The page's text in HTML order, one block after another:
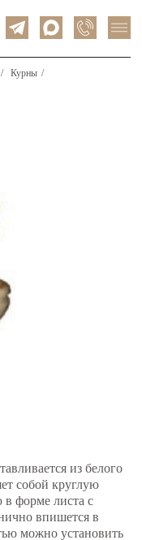
/ Курны /
из белого
собой круглую
в форме листа с
впишется в
можно установить